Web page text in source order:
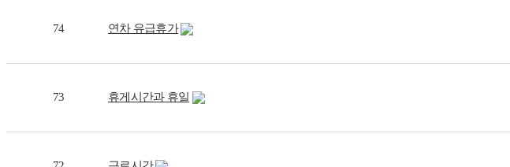
74 연차 유급휴가
73 휴게시간과 휴일